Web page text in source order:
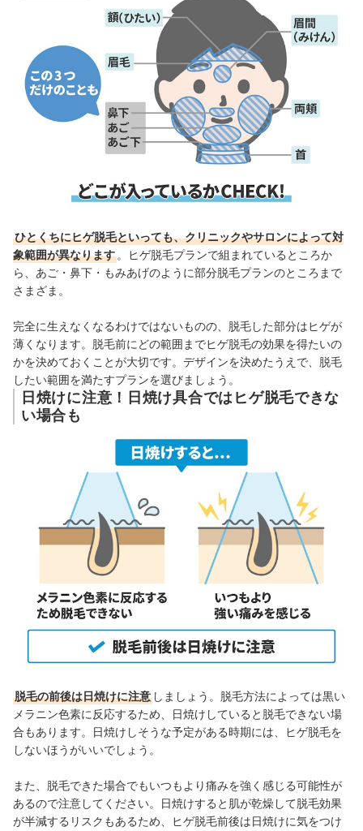
ひとくちにヒゲ脱毛といっても、クリニックやサロンによって対
象範囲が異なります 。ヒゲ脱毛プランで組まれているところか
ら、あご・鼻下・もみあげのように部分脱毛プランのところまで
さまざま。
完全に生えなくなるわけではないものの、脱毛した部分はヒゲが
薄くなります。脱毛前にどの範囲までヒゲ脱毛の効果を得たいの
かを決めておくことが大切です。デザインを決めたうえで、脱毛
したい範囲を満たすプランを選びましょう。
日焼けに注意！日焼け具合ではヒゲ脱毛できな
い場合も
脱毛の前後は日焼けに注意 しましょう。脱毛方法によっては黒い
メラニン色素に反応するため、日焼けしていると脱毛できない場
合もあります。日焼けしそうな予定がある時期には、ヒゲ脱毛を
しないほうがいいでしょう。
また、脱毛できた場合でもいつもより痛みを強く感じる可能性が
あるので注意してください。日焼けすると肌が乾燥して脱毛効果
が半減するリスクもあるため、ヒゲ脱毛前後は日焼けに気をつけ